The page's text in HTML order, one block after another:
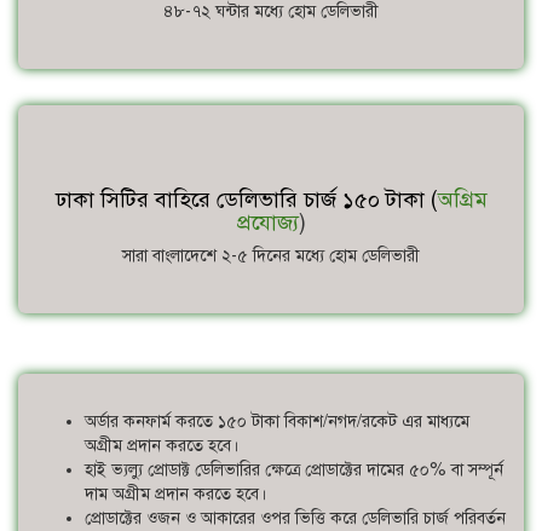
৪৮-৭২ ঘন্টার মধ্যে হোম ডেলিভারী
ঢাকা সিটির বাহিরে ডেলিভারি চার্জ ১৫০ টাকা (অগ্রিম
প্রযোজ্য)
সারা বাংলাদেশে ২-৫ দিনের মধ্যে হোম ডেলিভারী
অর্ডার কনফার্ম করতে ১৫০ টাকা বিকাশ/নগদ/রকেট এর মাধ্যমে
অগ্রীম প্রদান করতে হবে।
হাই ভ্যল্যু প্রোডাক্ট ডেলিভারির ক্ষেত্রে প্রোডাক্টের দামের ৫০% বা সম্পূর্ন
দাম অগ্রীম প্রদান করতে হবে।
প্রোডাক্টের ওজন ও আকারের ওপর ভিত্তি করে ডেলিভারি চার্জ পরিবর্তন